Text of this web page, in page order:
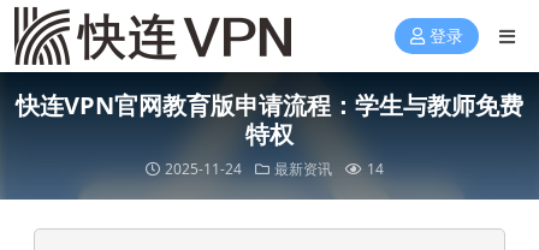
登录
快连VPN官网教育版申请流程：学生与教师免费
特权
2025-11-24 最新资讯 14